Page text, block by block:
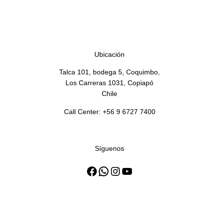
Ubicación
Talca 101, bodega 5, Coquimbo,
Los Carreras 1031, Copiapó
Chile
Call Center: +56 9 6727 7400
Síguenos
Facebook WhatsApp Instagram YouTube